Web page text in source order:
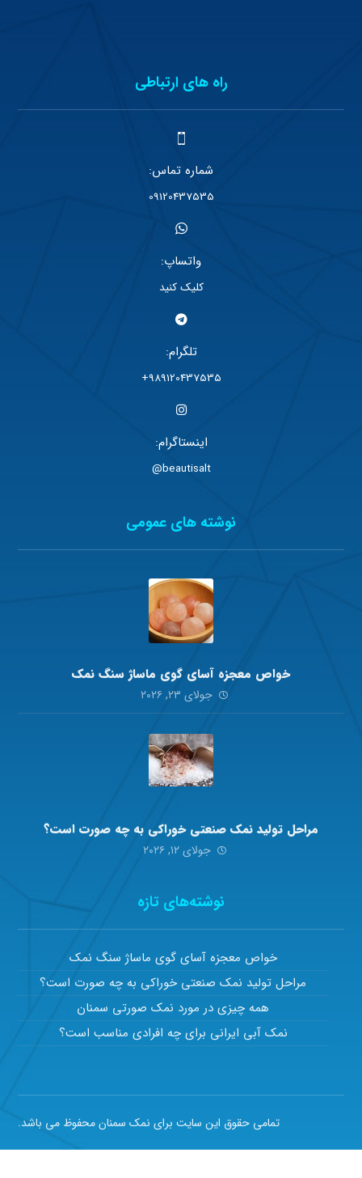
راه های ارتباطی
شماره تماس:
09120437535
واتساپ:
کلیک کنید
تلگرام:
989120437535+
اینستاگرام:
beautisalt@
نوشته های عمومی
خواص معجزه آسای گوی ماساژ سنگ نمک
جولای ۲۳, ۲۰۲۶
مراحل تولید نمک صنعتی خوراکی به چه صورت است؟
جولای ۱۲, ۲۰۲۶
نوشته‌های تازه
خواص معجزه آسای گوی ماساژ سنگ نمک
مراحل تولید نمک صنعتی خوراکی به چه صورت است؟
همه چیزی در مورد نمک صورتی سمنان
نمک آبی ایرانی برای چه افرادی مناسب است؟
تمامی حقوق این سایت برای نمک سمنان محفوظ می باشد.